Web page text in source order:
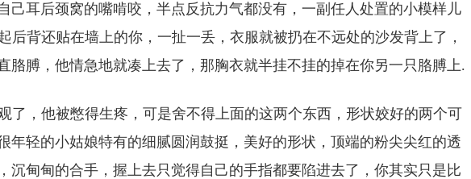
己耳后颈窝的嘴啃咬，半点反抗力气都没有，一副任人处置的小模样儿
后背还贴在墙上的你，一扯一丢，衣服就被扔在不远处的沙发背上了，
胳膊，他情急地就凑上去了，那胸衣就半挂不挂的掉在你另一只胳膊上.
了，他被憋得生疼，可是舍不得上面的这两个东西，形状姣好的两个可
年轻的小姑娘特有的细腻圆润鼓挺，美好的形状，顶端的粉尖尖红的透
沉甸甸的合手，握上去只觉得自己的手指都要陷进去了，你其实只是比